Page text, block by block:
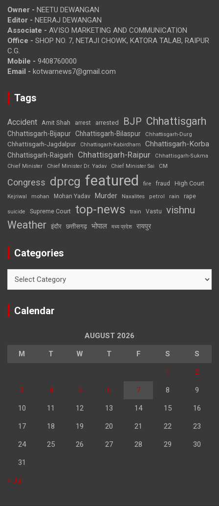
Owner - NEETU DEWANGAN
Editor - NEERAJ DEWANGAN
Associate - AVISO MARKETING AND COMMUNICATION
Office - SHOP NO. 7, NETAJI CHOWK, KATORA TALAB, RAIPUR
C.G.
Mobile - 9408760000
Email - kotwarnews7@gmail.com
Tags
Accident Amit Shah arrest arrested BJP Chhattisgarh
Chhattisgarh-Bijapur Chhattisgarh-Bilaspur Chhattisgarh-Durg
Chhattisgarh-Jagdalpur Chhattisgarh-Kabirdham Chhattisgarh-Korba
Chhattisgarh-Raigarh Chhattisgarh-Raipur
Chhattisgarh-Sukma
Chief Minister
Chief Minister Dr. Yadav Chief Minister Sai CM
Congress dprcg featured fire fraud High Court
Kejriwal mohan Mohan Yadav Murder Naxalites petrol rain rape
suicide Supreme Court top-news train Vastu vishnu
Weather इंदौर छत्तीसगढ़ भोपाल मध्य प्रदेश रायपुर
Categories
Calendar
AUGUST 2026
M T W T F S S
1 2
3 4 5 6 7 8 9
10 11 12 13 14 15 16
17 18 19 20 21 22 23
24 25 26 27 28 29 30
31
« Jul